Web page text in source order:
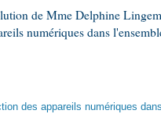
de Mme Delphine
numériques dans
des appareils numériques